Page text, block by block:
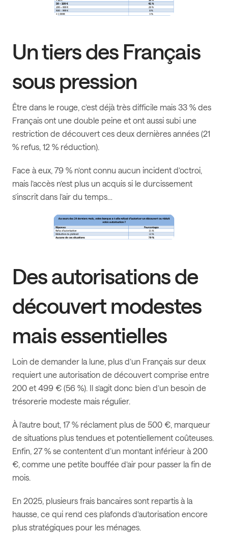
Un tiers des Français
sous pression
Être dans le rouge, c’est déjà très difficile mais 33 % des
Français ont une double peine et ont aussi subi une
restriction de découvert ces deux dernières années (21
% refus, 12 % réduction).
Face à eux, 79 % n’ont connu aucun incident d’octroi,
mais l’accès n’est plus un acquis si le durcissement
s’inscrit dans l’air du temps…
Des autorisations de
découvert modestes
mais essentielles
Loin de demander la lune, plus d’un Français sur deux
requiert une autorisation de découvert comprise entre
200 et 499 € (56 %). Il s’agit donc bien d’un besoin de
trésorerie modeste mais régulier.
À l’autre bout, 17 % réclament plus de 500 €, marqueur
de situations plus tendues et potentiellement coûteuses.
Enfin, 27 % se contentent d’un montant inférieur à 200
€, comme une petite bouffée d’air pour passer la fin de
mois.
En 2025, plusieurs frais bancaires sont repartis à la
hausse, ce qui rend ces plafonds d’autorisation encore
plus stratégiques pour les ménages.